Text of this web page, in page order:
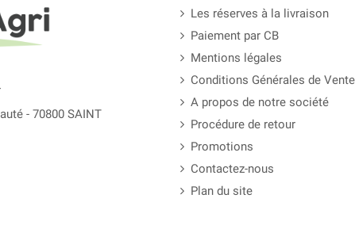
- 70800 SAINT
Les réserves à la livraison
Paiement par CB
Mentions légales
Conditions Générales de Vente
A propos de notre société
Procédure de retour
Promotions
Contactez-nous
Plan du site